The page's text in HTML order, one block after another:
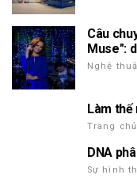
Câu
Muse":
Nghệ
Làm
Trang
DNA
Sự hình